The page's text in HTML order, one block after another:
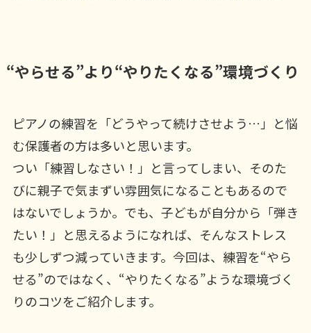
“やらせる”より“やりたくなる”環境づくり
ピアノの練習を「どうやって続けさせよう…」と悩
む保護者の方は多いと思います。
つい「練習しなさい！」と言ってしまい、そのた
びに親子で気まずい雰囲気になることもあるので
はないでしょうか。でも、子どもが自分から「弾き
たい！」と思えるようになれば、そんなストレス
も少しずつ減っていきます。今回は、練習を“やら
せる”のではなく、“やりたくなる”ような環境づく
りのコツをご紹介します。